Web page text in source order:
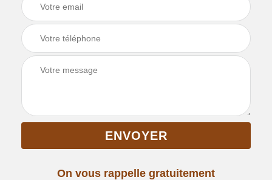
On vous rappelle gratuitement